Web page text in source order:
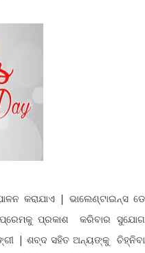
କରାଯାଏ | ଭାଲେଣ୍ଟାଇନ୍ସ ଡେ
ପ୍ରକାଶ କରିବାର ସୁଯୋଗ
| ଶବ୍ଦ ସହିତ ଅନ୍ୟଙ୍କୁ ଚିହ୍ନିବା